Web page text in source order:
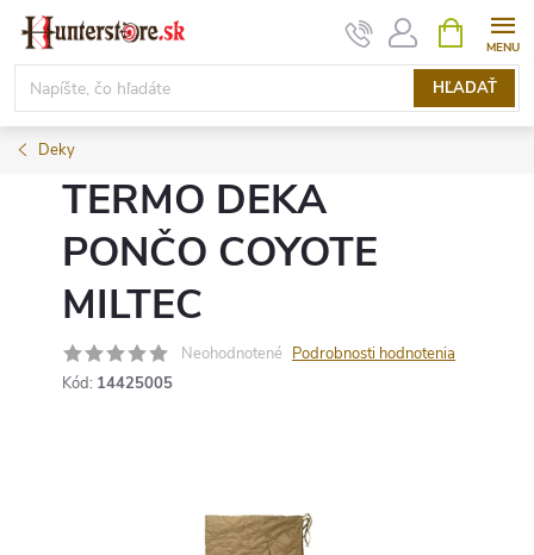
Prejsť
obsah
HĽADAŤ
KOŠÍK
Deky
TERMO DEKA
PONČO COYOTE
MILTEC
Neohodnotené Podrobnosti hodnotenia
Kód: 14425005